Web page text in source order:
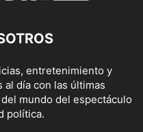
entretenimiento y
día con las últimas
mundo del espectáculo
política.